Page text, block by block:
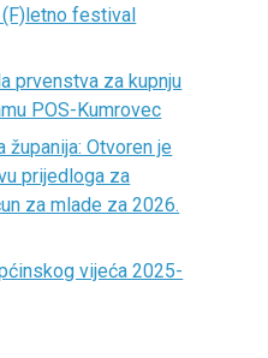
(F)letno festival
prvenstva za kupnju
POS-Kumrovec
Otvoren je
prijedloga za
za mlade za 2026.
vijeća 2025-